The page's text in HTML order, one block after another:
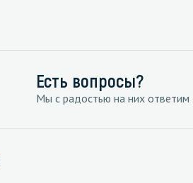
Есть вопросы?
Мы с радостью на них ответим